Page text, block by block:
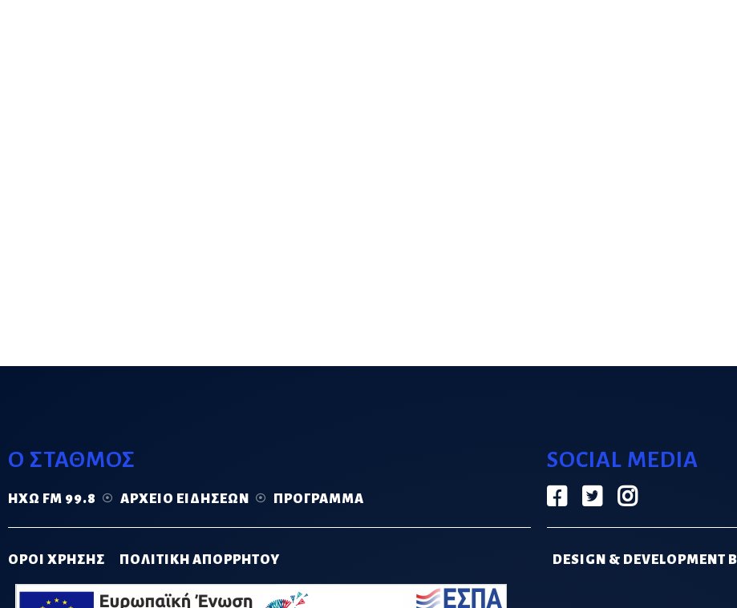
Ο ΣΤΑΘΜΟΣ
ΗΧΏ FM 99.8 ΑΡΧΕΊΟ ΕΙΔΉΣΕΩΝ ΠΡΌΓΡΑΜΜΑ
SOCIAL MEDIA
ΟΡΟΙ ΧΡΗΣΗΣ ΠΟΛΙΤΙΚΗ ΑΠΟΡΡΗΤΟΥ DESIGN & DEVELOPMENT